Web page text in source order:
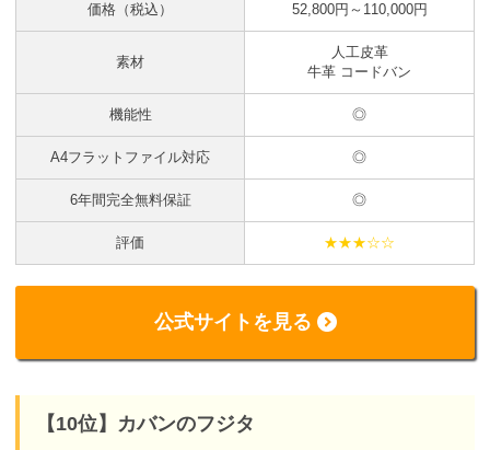
価格（税込） 52,800円～110,000円
素材
人工皮革
牛革 コードバン
機能性 ◎
A4フラットファイル対応 ◎
6年間完全無料保証 ◎
評価 ★★★☆☆
公式サイトを見る
【10位】カバンのフジタ